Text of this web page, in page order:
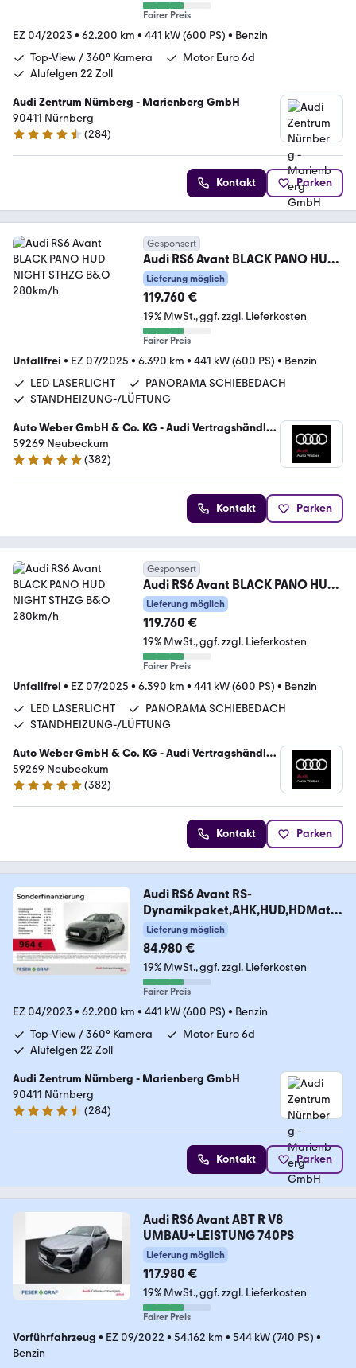
Fairer Preis
EZ 04/2023 • 62.200 km • 441 kW (600 PS) • Benzin
Top-View / 360° Kamera
Motor Euro 6d
Alufelgen 22 Zoll
Audi Zentrum Nürnberg - Marienberg GmbH
90411 Nürnberg
4.6 Sterne
(284)
Kontakt Parken
Gesponsert
Audi RS6 Avant BLACK PANO HUD
NIGHT STHZG B&O 280km/h
Lieferung möglich
119.760 €
19% MwSt. ggf. zzgl. Lieferkosten
Fairer Preis
Unfallfrei • EZ 07/2025 • 6.390 km • 441 kW (600 PS) • Benzin
LED LASERLICHT
PANORAMA SCHIEBEDACH
STANDHEIZUNG-/LÜFTUNG
Auto Weber GmbH & Co. KG - Audi Vertragshändler
/ VW Service
59269 Neubeckum
4.9 Sterne
(382)
Kontakt Parken
Gesponsert
Audi RS6 Avant BLACK PANO HUD
NIGHT STHZG B&O 280km/h
Lieferung möglich
119.760 €
19% MwSt. ggf. zzgl. Lieferkosten
Fairer Preis
Unfallfrei • EZ 07/2025 • 6.390 km • 441 kW (600 PS) • Benzin
LED LASERLICHT
PANORAMA SCHIEBEDACH
STANDHEIZUNG-/LÜFTUNG
Auto Weber GmbH & Co. KG - Audi Vertragshändler
/ VW Service
59269 Neubeckum
4.9 Sterne
(382)
Kontakt Parken
Audi RS6 Avant RS-
Dynamikpaket,AHK,HUD,HDMatri
x,B&O
Lieferung möglich
84.980 €
19% MwSt. ggf. zzgl. Lieferkosten
Fairer Preis
EZ 04/2023 • 62.200 km • 441 kW (600 PS) • Benzin
Top-View / 360° Kamera
Motor Euro 6d
Alufelgen 22 Zoll
Audi Zentrum Nürnberg - Marienberg GmbH
90411 Nürnberg
4.6 Sterne
(284)
Kontakt Parken
Audi RS6 Avant ABT R V8
UMBAU+LEISTUNG 740PS
Lieferung möglich
117.980 €
19% MwSt. ggf. zzgl. Lieferkosten
Fairer Preis
Vorführfahrzeug • EZ 09/2022 • 54.162 km • 544 kW (740 PS) •
Benzin